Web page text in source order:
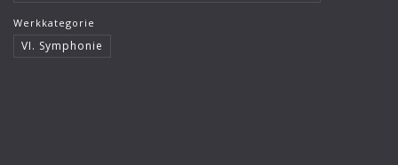
Werkkategorie
VI. Symphonie